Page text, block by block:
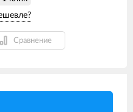
Сравнение